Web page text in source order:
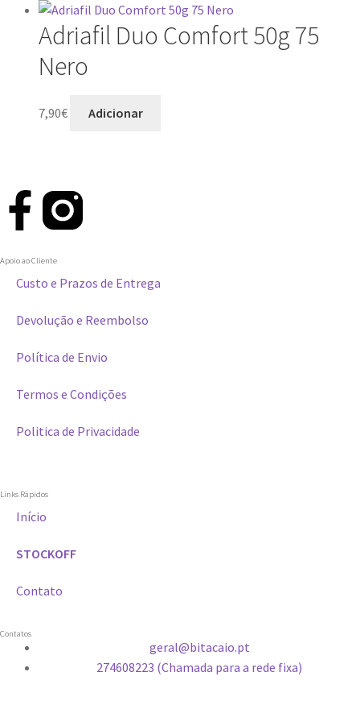
Adriafil Duo Comfort 50g 75
Nero
7,90€ Adicionar
Apoio ao Cliente
Custo e Prazos de Entrega
Devolução e Reembolso
Política de Envio
Termos e Condições
Politica de Privacidade
Links Rápidos
Início
STOCKOFF
Contato
Contatos
geral@bitacaio.pt
274608223 (Chamada para a rede fixa)